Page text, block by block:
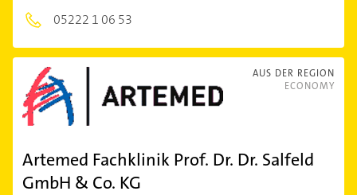
05222 1 06 53
AUS DER REGION
ECONOMY
Artemed Fachklinik Prof. Dr. Dr. Salfeld
GmbH & Co. KG